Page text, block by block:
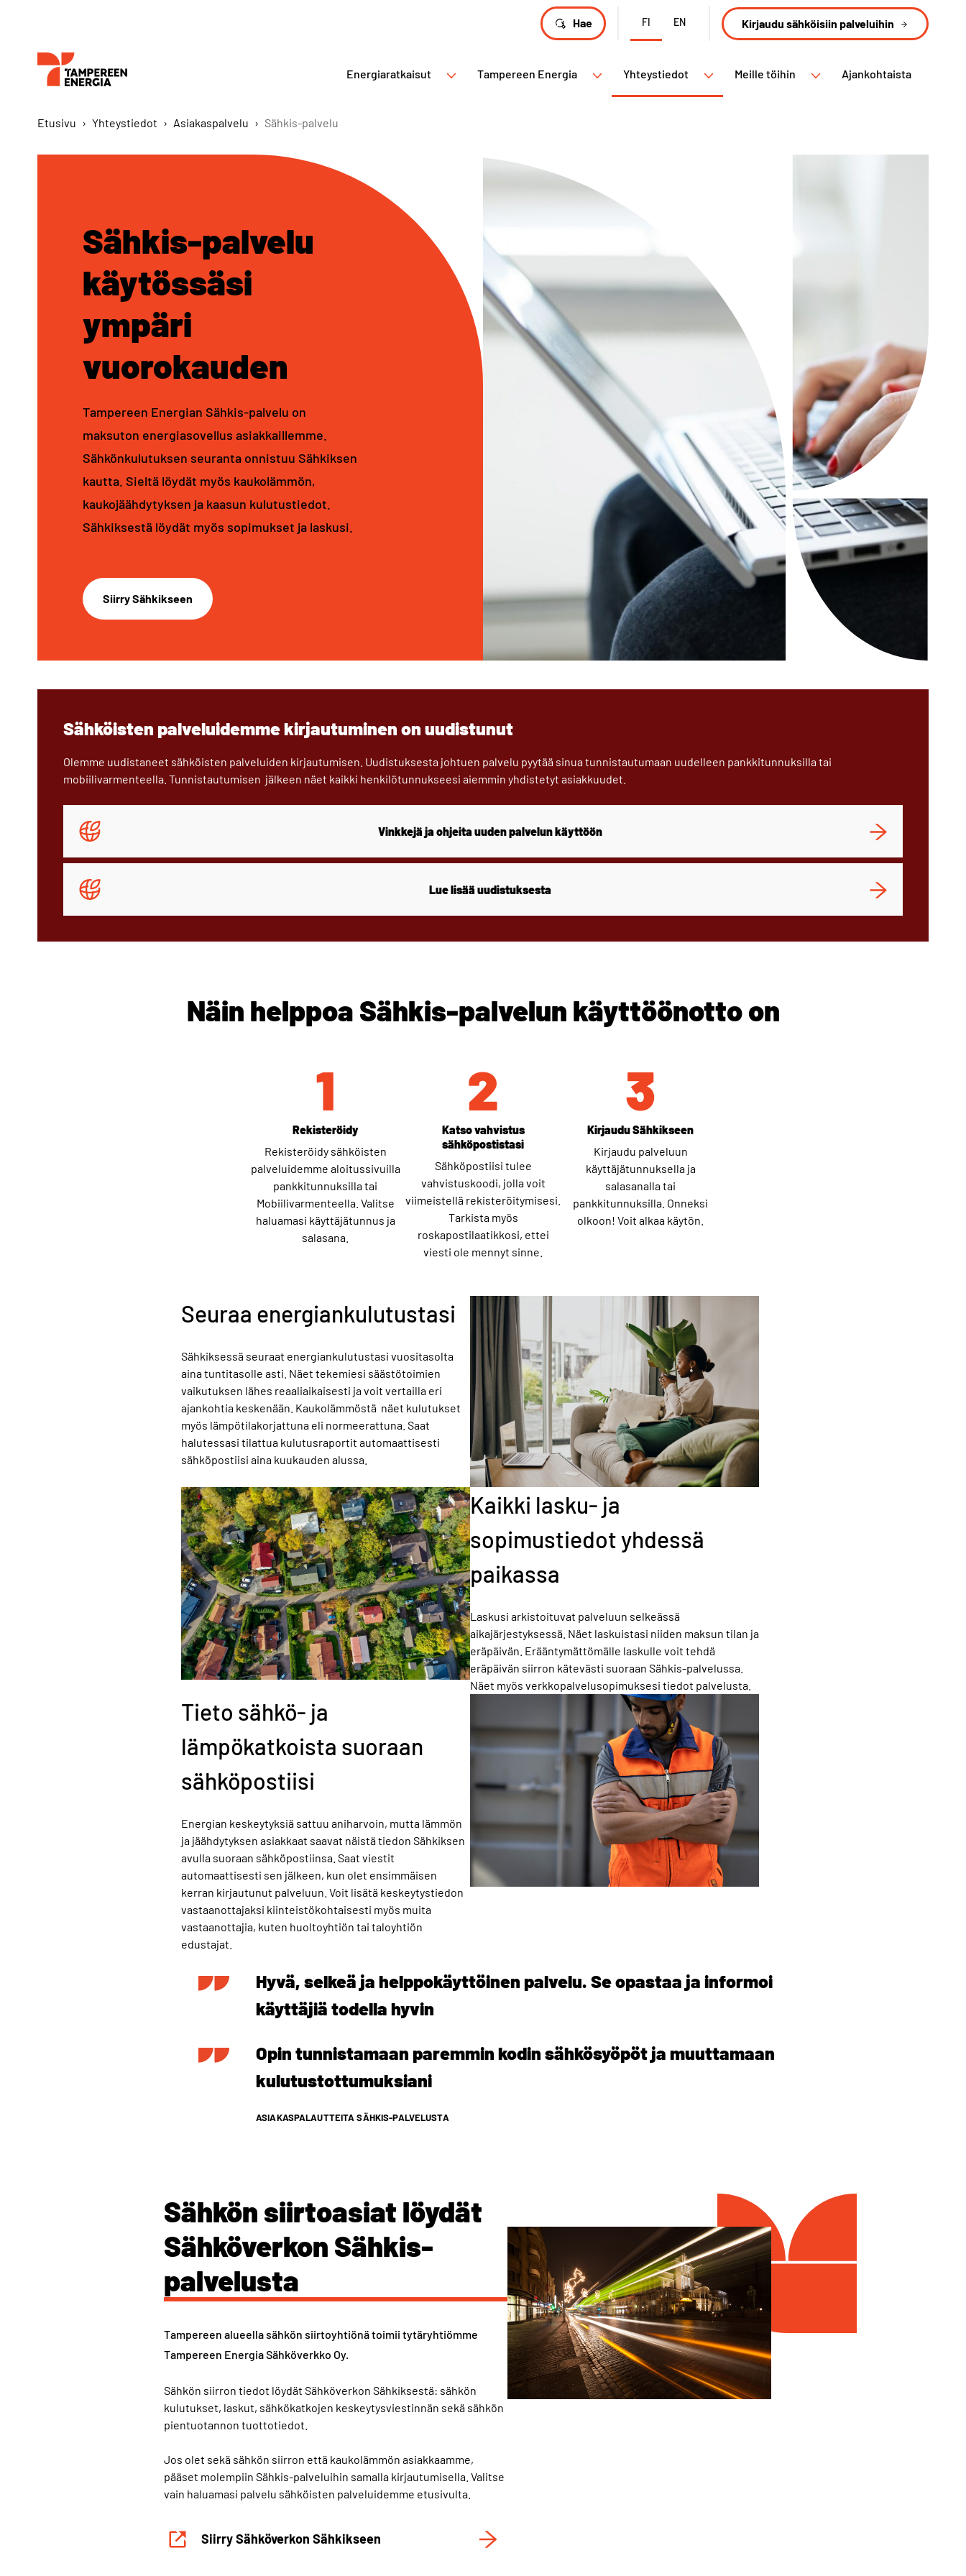
Hae FI EN Kirjaudu sähköisiin palveluihin
Energiaratkaisut Tampereen Energia Yhteystiedot Meille töihin Ajankohtaista
Etusivu › Yhteystiedot › Asiakaspalvelu › Sähkis-palvelu
Sähkis-palvelu
käytössäsi
ympäri
vuorokauden
Tampereen Energian Sähkis-palvelu on
maksuton energiasovellus asiakkaillemme.
Sähkönkulutuksen seuranta onnistuu Sähkiksen
kautta. Sieltä löydät myös kaukolämmön,
kaukojäähdytyksen ja kaasun kulutustiedot.
Sähkiksestä löydät myös sopimukset ja laskusi.
Siirry Sähkikseen
Sähköisten palveluidemme kirjautuminen on uudistunut
Olemme uudistaneet sähköisten palveluiden kirjautumisen. Uudistuksesta johtuen palvelu pyytää sinua tunnistautumaan uudelleen pankkitunnuksilla tai
mobiilivarmenteella. Tunnistautumisen jälkeen näet kaikki henkilötunnukseesi aiemmin yhdistetyt asiakkuudet.
Vinkkejä ja ohjeita uuden palvelun käyttöön
Lue lisää uudistuksesta
Näin helppoa Sähkis-palvelun käyttöönotto on
1
Rekisteröidy
Rekisteröidy sähköisten
palveluidemme aloitussivuilla
pankkitunnuksilla tai
Mobiilivarmenteella. Valitse
haluamasi käyttäjätunnus ja
salasana.
2
Katso vahvistus
sähköpostistasi
Sähköpostiisi tulee
vahvistuskoodi, jolla voit
viimeistellä rekisteröitymisesi.
Tarkista myös
roskapostilaatikkosi, ettei
viesti ole mennyt sinne.
3
Kirjaudu Sähkikseen
Kirjaudu palveluun
käyttäjätunnuksella ja
salasanalla tai
pankkitunnuksilla. Onneksi
olkoon! Voit alkaa käytön.
Seuraa energiankulutustasi
Sähkiksessä seuraat energiankulutustasi vuositasolta
aina tuntitasolle asti. Näet tekemiesi säästötoimien
vaikutuksen lähes reaaliaikaisesti ja voit vertailla eri
ajankohtia keskenään. Kaukolämmöstä näet kulutukset
myös lämpötilakorjattuna eli normeerattuna. Saat
halutessasi tilattua kulutusraportit automaattisesti
sähköpostiisi aina kuukauden alussa.
Kaikki lasku- ja
sopimustiedot yhdessä
paikassa
Laskusi arkistoituvat palveluun selkeässä
aikajärjestyksessä. Näet laskuistasi niiden maksun tilan ja
eräpäivän. Erääntymättömälle laskulle voit tehdä
eräpäivän siirron kätevästi suoraan Sähkis-palvelussa.
Näet myös verkkopalvelusopimuksesi tiedot palvelusta.
Tieto sähkö- ja
lämpökatkoista suoraan
sähköpostiisi
Energian keskeytyksiä sattuu aniharvoin, mutta lämmön
ja jäähdytyksen asiakkaat saavat näistä tiedon Sähkiksen
avulla suoraan sähköpostiinsa. Saat viestit
automaattisesti sen jälkeen, kun olet ensimmäisen
kerran kirjautunut palveluun. Voit lisätä keskeytystiedon
vastaanottajaksi kiinteistökohtaisesti myös muita
vastaanottajia, kuten huoltoyhtiön tai taloyhtiön
edustajat.
Hyvä, selkeä ja helppokäyttöinen palvelu. Se opastaa ja informoi
käyttäjiä todella hyvin
Opin tunnistamaan paremmin kodin sähkösyöpöt ja muuttamaan
kulutustottumuksiani
ASIAKASPALAUTTEITA SÄHKIS-PALVELUSTA
Sähkön siirtoasiat löydät
Sähköverkon Sähkis-
palvelusta
Tampereen alueella sähkön siirtoyhtiönä toimii tytäryhtiömme
Tampereen Energia Sähköverkko Oy.
Sähkön siirron tiedot löydät Sähköverkon Sähkiksestä: sähkön
kulutukset, laskut, sähkökatkojen keskeytysviestinnän sekä sähkön
pientuotannon tuottotiedot.
Jos olet sekä sähkön siirron että kaukolämmön asiakkaamme,
pääset molempiin Sähkis-palveluihin samalla kirjautumisella. Valitse
vain haluamasi palvelu sähköisten palveluidemme etusivulta.
Siirry Sähköverkon Sähkikseen